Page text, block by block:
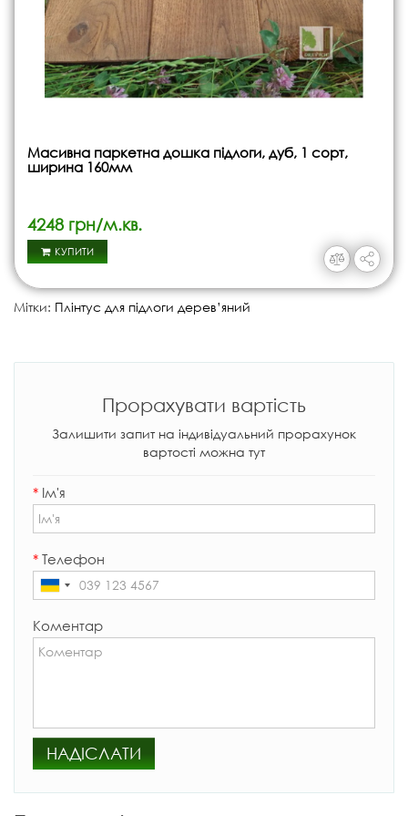
Масивна паркетна дошка підлоги, дуб, 1 сорт,
ширина 160мм
4248 грн/м.кв.
КУПИТИ
Мітки: Плінтус для підлоги дерев’яний
Прорахувати вартість
Залишити запит на індивідуальний прорахунок
вартості можна тут
* Ім'я
* Телефон
Коментар
НАДІСЛАТИ